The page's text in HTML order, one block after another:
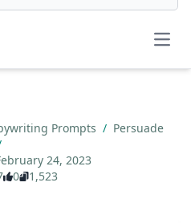
Prompts / Persuade
24, 2023
0 1,523